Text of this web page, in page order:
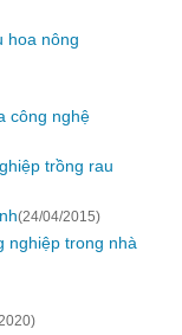
hoa nông
công nghệ
trồng rau
(24/04/2015)
nghiệp trong nhà